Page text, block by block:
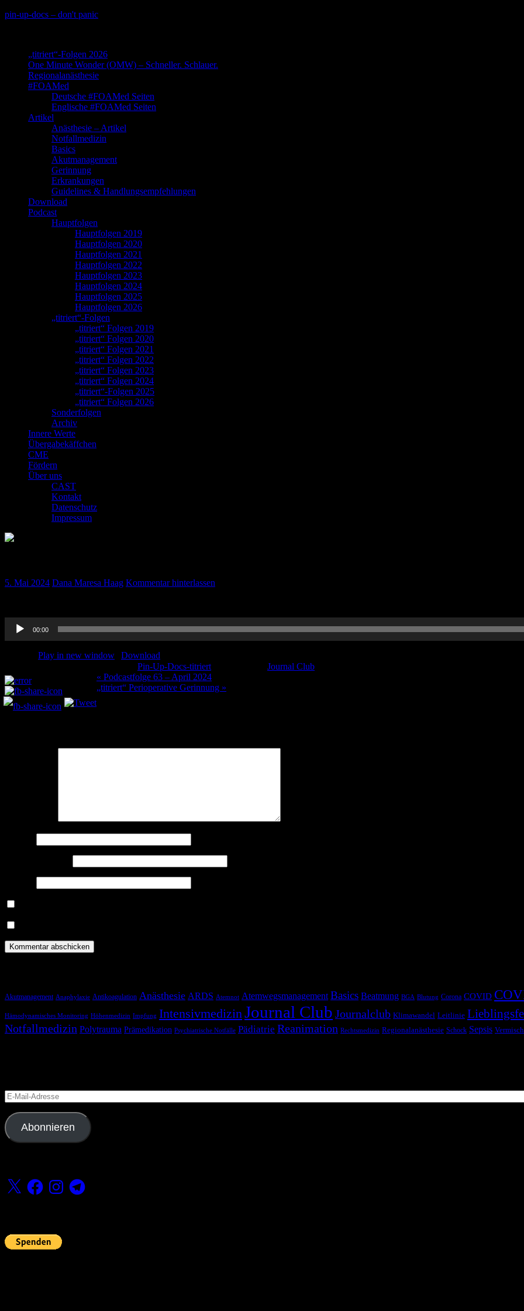
Skip
pin-up-docs – don't panic
„titriert“-Folgen 2026
One Minute Wonder (OMW) – Schneller. Schlauer.
Regionalanästhesie
#FOAMed
Deutsche #FOAMed Seiten
Englische #FOAMed Seiten
Artikel
Anästhesie – Artikel
Notfallmedizin
Basics
Akutmanagement
Gerinnung
Erkrankungen
Guidelines & Handlungsempfehlungen
Download
Podcast
Hauptfolgen
Hauptfolgen 2019
Hauptfolgen 2020
Hauptfolgen 2021
Hauptfolgen 2022
Hauptfolgen 2023
Hauptfolgen 2024
Hauptfolgen 2025
Hauptfolgen 2026
„titriert“-Folgen
„titriert“ Folgen 2019
„titriert“ Folgen 2020
„titriert“ Folgen 2021
„titriert“ Folgen 2022
„titriert“ Folgen 2023
„titriert“ Folgen 2024
„titriert“-Folgen 2025
„titriert“ Folgen 2026
Sonderfolgen
Archiv
Innere Werte
Übergabekäffchen
CME
Fördern
Über uns
CAST
Kontakt
Datenschutz
Impressum
5. Mai 2024 Dana Maresa Haag Kommentar hinterlassen
Audio-
Player
00:00
Play in new window
Download
Pin-Up-Docs-titriert Journal Club
Beitragsnavigation« Podcastfolge 63 – April 2024
„titriert“ Perioperative Gerinnung »
Akutmanagement Anaphylaxie Antikoagulation Anästhesie ARDS Atemnot Atemwegsmanagement Basics Beatmung BGA Blutung Corona COVID
Hämodynamisches Monitoring Höhenmedizin Impfung IntensivmedizinJournal Club Journalclub Klimawandel Leitlinie
Notfallmedizin Polytrauma Prämedikation Psychiatrische Notfälle Pädiatrie Reanimation Rechtsmedizin Regionalanästhesie Schock Sepsis
E-
Mail-
Adresse
Abonnieren
X FacebookInstagramTelegram